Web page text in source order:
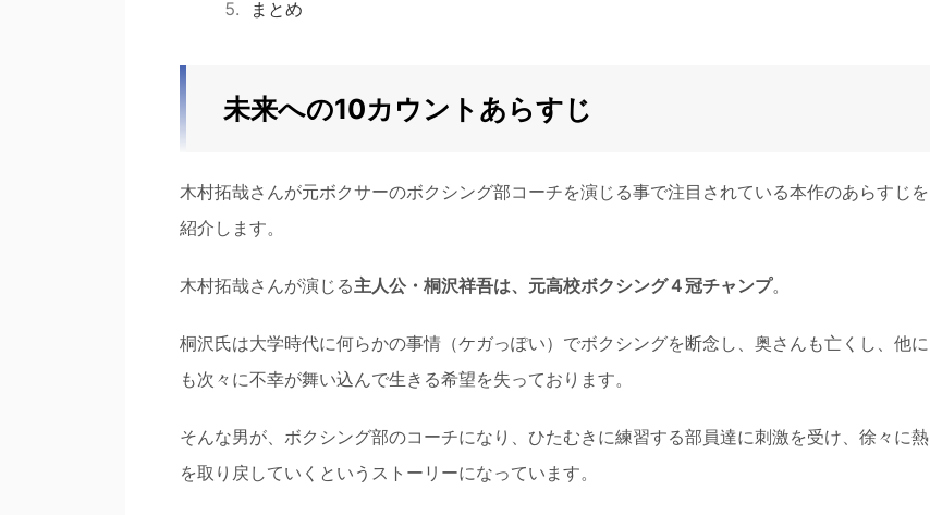
まとめ
未来への10カウントあらすじ
木村拓哉さんが元ボクサーのボクシング部コーチを演じる事で注目されている本作のあらすじを
紹介します。
木村拓哉さんが演じる主人公・桐沢祥吾は、元高校ボクシング４冠チャンプ。
桐沢氏は大学時代に何らかの事情（ケガっぽい）でボクシングを断念し、奥さんも亡くし、他に
も次々に不幸が舞い込んで生きる希望を失っております。
そんな男が、ボクシング部のコーチになり、ひたむきに練習する部員達に刺激を受け、徐々に熱
を取り戻していくというストーリーになっています。